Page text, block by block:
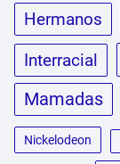
Hermanos
Interracial
Mamadas
Nickelodeon